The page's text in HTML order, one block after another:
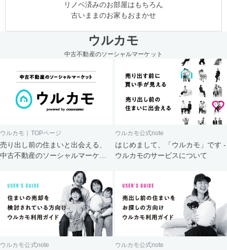
リノベ済みのお部屋はもちろん
古いままのお家もおまかせ
ウルカモ
中古不動産のソーシャルマーケット
ウルカモ｜TOPページ
売り出し前の住まいと出会える、
中古不動産のソーシャルマーケッ
ウルカモ公式note
はじめまして、「ウルカモ」です -
ウルカモのサービスについて
ウルカモ公式note ウルカモ公式note